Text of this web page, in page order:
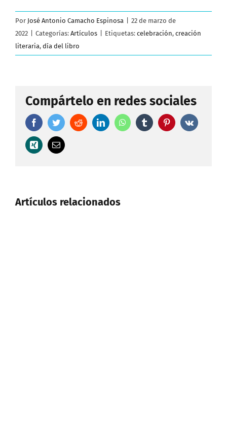
Por José Antonio Camacho Espinosa
22 de marzo de
2022
Categorías: Artículos Etiquetas: celebración, creación
literaria, día del libro
Compártelo en redes sociales
FacebookTwitterRedditLinkedInWhatsAppTumblr Pinterest
Vk
Xing
Correo
electrónico
Artículos relacionados